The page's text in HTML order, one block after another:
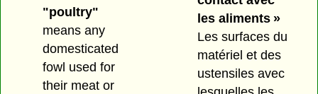
"poultry"
means any
domesticated
fowl used for
their meat or
les aliments »
Les surfaces du
matériel et des
ustensiles avec